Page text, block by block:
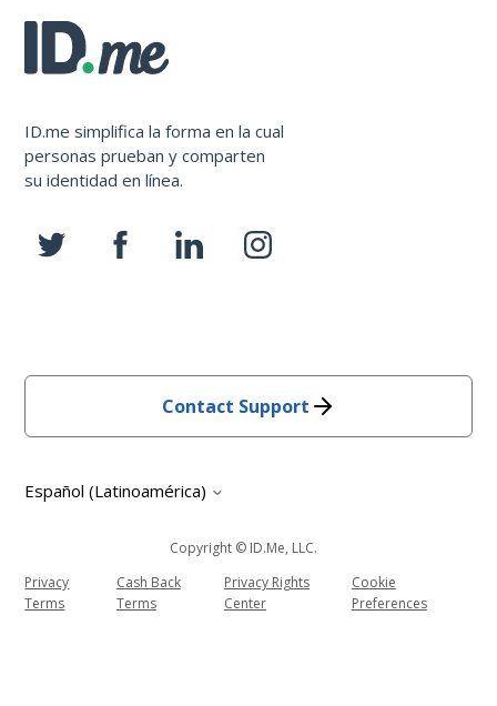
ID.me simplifica la forma en la cual
personas prueban y comparten
su identidad en línea.
Contact Support
Español (Latinoamérica)
Copyright © ID.me, LLC.
Privacy
Terms
Cash Back
Terms
Privacy Rights
Center
Cookie
Preferences